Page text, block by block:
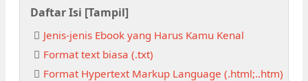
Daftar Isi [Tampil]
Jenis-jenis Ebook yang Harus Kamu Kenal
Format text biasa (.txt)
Format Hypertext Markup Language (.html;..htm)